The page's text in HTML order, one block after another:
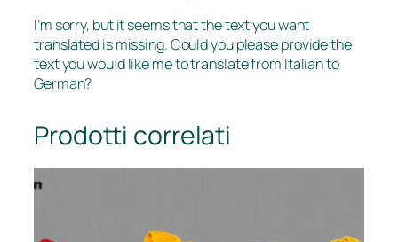
I’m sorry, but it seems that the text you want
translated is missing. Could you please provide the
text you would like me to translate from Italian to
German?
Prodotti correlati